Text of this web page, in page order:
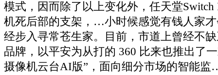
模式，因而除了以上变化外，任天堂
机死后部的支架，…小时候感觉有钱人家才
经步入寻常苍生家。目前，市道上曾经不
品牌，以平安为从打的 360 比来也推出了
摄像机云台AI版”，面向细分市场的智能监